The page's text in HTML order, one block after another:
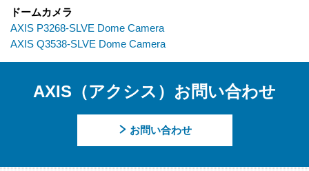
ドームカメラ
AXIS P3268-SLVE Dome Camera
AXIS Q3538-SLVE Dome Camera
AXIS（アクシス）お問い合わせ
お問い合わせ